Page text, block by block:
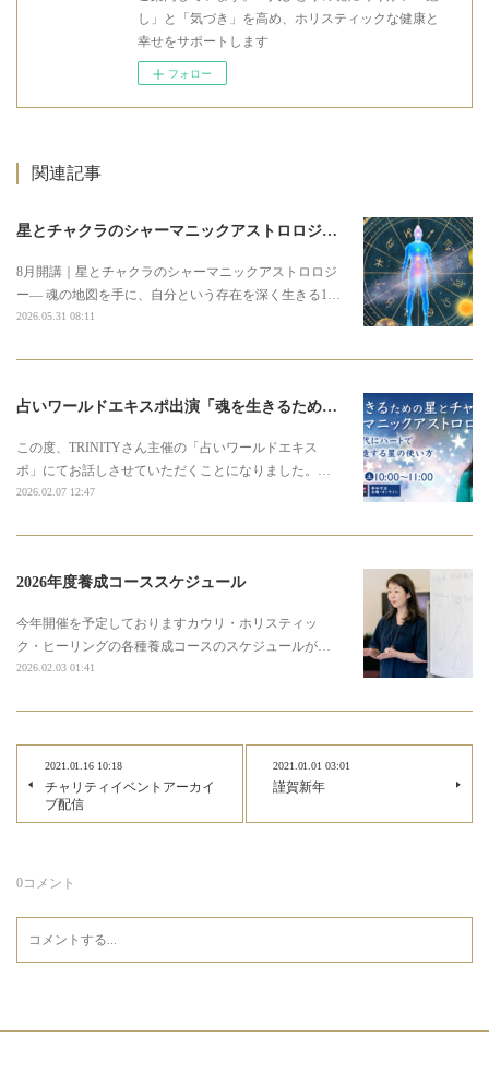
し」と「気づき」を高め、ホリスティックな健康と
幸せをサポートします
フォロー
関連記事
星とチャクラのシャーマニックアストロロジー3期募集のお知らせ
8月開講｜星とチャクラのシャーマニックアストロロジ
ー― 魂の地図を手に、自分という存在を深く生きる1…
2026.05.31 08:11
占いワールドエキスポ出演「魂を生きるための星とチャクラのシャーマニックアストロロジー」
この度、TRINITYさん主催の「占いワールドエキス
ポ」にてお話しさせていただくことになりました。…
2026.02.07 12:47
2026年度養成コーススケジュール
今年開催を予定しておりますカウリ・ホリスティッ
ク・ヒーリングの各種養成コースのスケジュールが…
2026.02.03 01:41
2021.01.16 10:18
チャリティイベントアーカイ
ブ配信
2021.01.01 03:01
謹賀新年
0コメント